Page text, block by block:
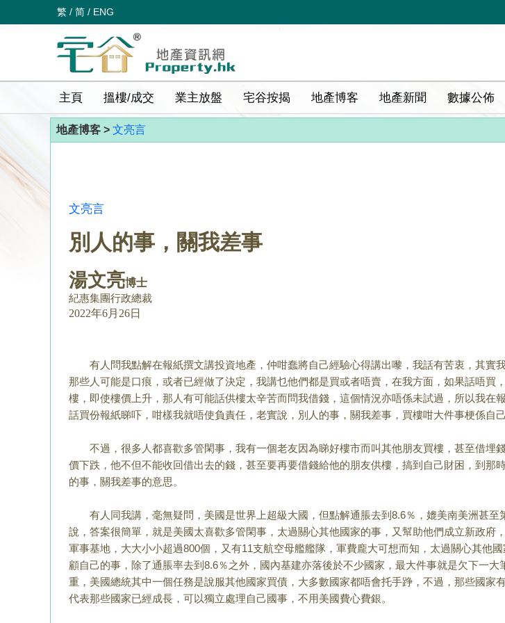
繁 / 简 / ENG
主頁 搵樓/成交 業主放盤 宅谷按揭 地產博客 地產新聞 數據公佈
地產博客 > 文亮言
文亮言
別人的事，關我差事
湯文亮博士
紀惠集團行政總裁
2022年6月26日
有人問我點解在報紙撰文講投資地產，仲咁蠢將自己經驗心得講出嚟 ，我話有苦衷，其實
那些人可能是口痕， 或者已經做了決定，我講乜他們都是買或者唔賣，在我方面， 如果話唔買
樓，即使樓價上升，那人有可能話供樓太辛苦而問我借錢，這個情況亦唔係未試過，所以我在
話買份報紙睇吓，咁樣我就唔使負責任，老實說，別人的事， 關我差事，買樓咁大件事梗係自
不過，很多人都喜歡多管閑事，我有一個老友因為睇好樓市而叫其他朋友買樓，甚至借埋
價下跌， 他不但不能收回借出去的錢，甚至要再要借錢給他的朋友供樓， 搞到自己財困，到那
的事，關我差事的意思。
有人同我講，毫無疑問，美國是世界上超級大國，但點解通脹去到8.6％，媲美南美洲甚至
說，答案很簡單， 就是美國太喜歡多管閑事，太過關心其他國家的事，又幫助他們成立新政府
軍事基地，大大小小超過800個， 又有11支航空母艦艦隊，軍費龐大可想而知， 太過關心其他
顧自己的事， 除了通脹率去到8.6％之外，國內基建亦落後於不少國家， 最大件事就是欠下一大
重，美國總統其中一個任務是說服其他國家買債，大多數國家都唔會托手踭，不過， 那些國家
代表那些國家已經成長， 可以獨立處理自己國事，不用美國費心費銀。